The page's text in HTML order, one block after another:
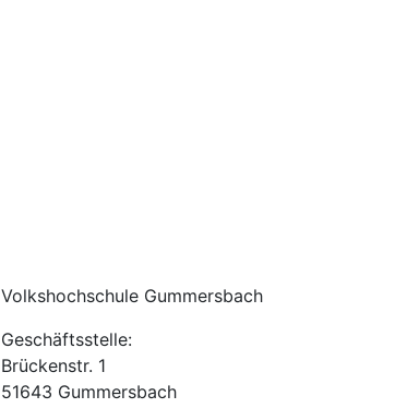
Volkshochschule Gummersbach
Geschäftsstelle:
Brückenstr. 1
51643 Gummersbach